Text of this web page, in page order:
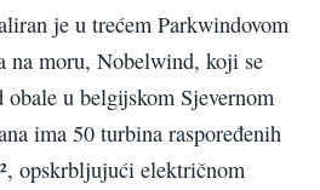
je u trećem Parkwindovom
na moru, Nobelwind, koji se
u belgijskom Sjevernom
ima 50 turbina raspoređenih
opskrbljujući električnom